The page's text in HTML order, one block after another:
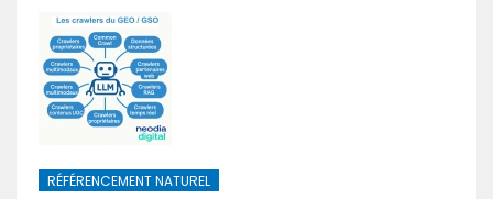
RÉFÉRENCEMENT NATUREL